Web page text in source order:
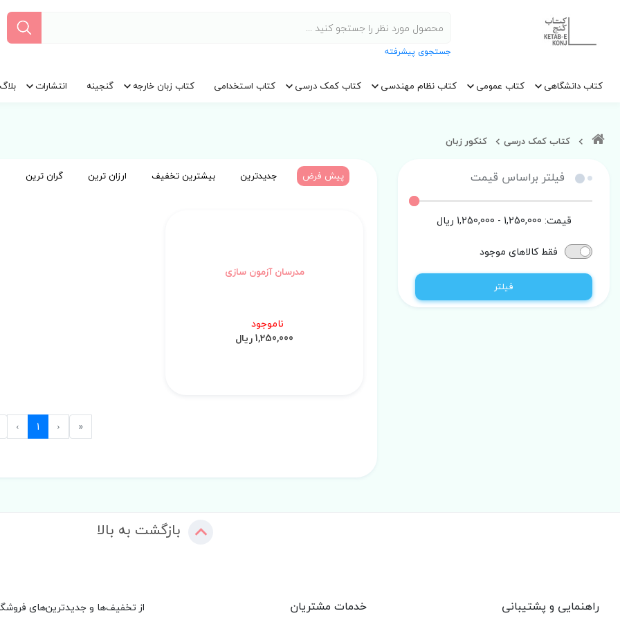
جستجوی پیشرفته
کتاب دانشگاهی کتاب عمومی کتاب نظام مهندسی کتاب کمک درسی کتاب استخدامی کتاب زبان خارجه گنجینه انتشارات بلاگ
کتاب کمک درسی کنکور زبان
فیلتر براساس قیمت
قیمت: 1,250,000 - 1,250,000
ریال
فقط کالاهای موجود
فیلتر
پیش فرض جدیدترین بیشترین تخفیف ارزان ترین گران ترین
مدرسان آزمون سازی
ناموجود
1,250,000 ریال
«
First
‹
Previous
1
›
بازگشت به بالا
راهنمایی و پشتیبانی خدمات مشتریان از تخفیف‌ها و جدیدترین‌های